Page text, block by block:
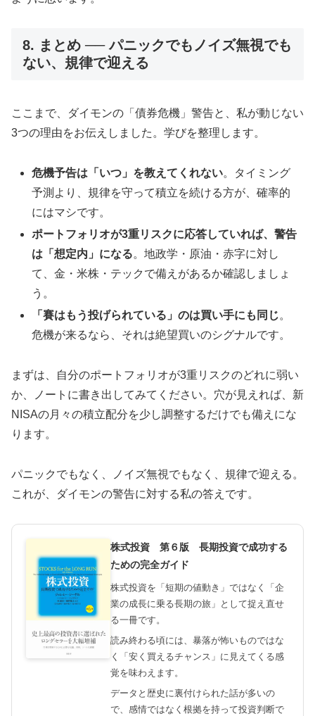
8. まとめ ── パニックでもノイズ無視でも
ない、規律で迎える
ここまで、ダイモンの「債券危機」警告と、私が動じない
3つの理由をお伝えしました。学びを整理します。
危機予告は「いつ」を教えてくれない。タイミング
予測より、規律を守って積立を続ける方が、確率的
にはマシです。
ポートフォリオが3重リスクに応答していれば、警告
は「想定内」になる。地政学・原油・赤字に対し
て、金・米株・テックで備えがあるか確認しましょ
う。
「賽はもう投げられている」のは買い手にも同じ。
危機が来るなら、それは絶望買いのシグナルです。
まずは、自分のポートフォリオが3重リスクのどれに弱い
か、ノートに書き出してみてください。穴が見えれば、新
NISAの月々の積立配分を少し調整するだけでも備えにな
ります。
パニックでもなく、ノイズ無視でもなく、規律で迎える。
これが、ダイモンの警告に対する私の答えです。
株式投資 第６版 長期投資で成功する
ための完全ガイド
株式投資を「短期の値動き」ではなく「企
業の成長に乗る長期の旅」として捉え直せ
る一冊です。
読み終わる頃には、暴落が怖いものではな
く「安く買えるチャンス」に見えてくる感
覚を味わえます。
データと歴史に裏付けられた話が多いの
で、感情ではなく根拠を持って投資判断で